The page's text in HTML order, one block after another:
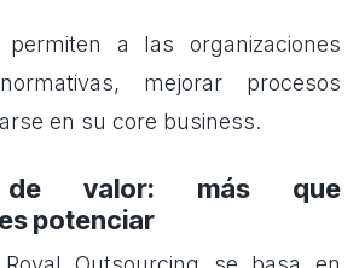
permiten a las organizaciones
mejorar procesos
en su core business.
de valor: más que
potenciar